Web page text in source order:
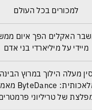
למכורים בכל העולם
משבר האקלים הפך איום ממשי
מיידי על מיליארדי בני אדם
סין מעלה הילוך במרוץ הבינה
מפלצת של טריליוני פרמטרים